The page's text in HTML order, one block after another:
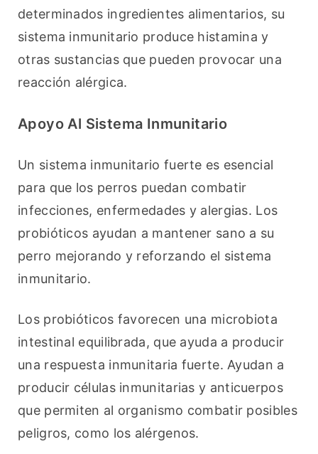
determinados ingredientes alimentarios, su
sistema inmunitario produce histamina y
otras sustancias que pueden provocar una
reacción alérgica.
Apoyo Al Sistema Inmunitario
Un sistema inmunitario fuerte es esencial
para que los perros puedan combatir
infecciones, enfermedades y alergias. Los
probióticos ayudan a mantener sano a su
perro mejorando y reforzando el sistema
inmunitario.
Los probióticos favorecen una microbiota
intestinal equilibrada, que ayuda a producir
una respuesta inmunitaria fuerte. Ayudan a
producir células inmunitarias y anticuerpos
que permiten al organismo combatir posibles
peligros, como los alérgenos.